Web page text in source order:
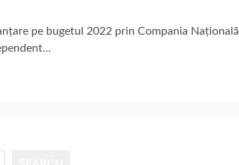
pe bugetul 2022 prin Compania